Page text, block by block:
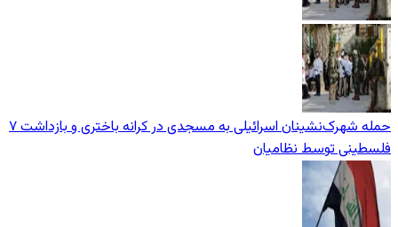
حمله شهرک‌نشینان اسرائیلی به مسجدی در کرانه باختری و بازداشت ۷
فلسطینی توسط نظامیان